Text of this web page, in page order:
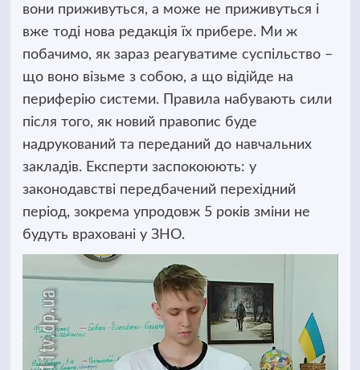
вони приживуться, а може не приживуться і
вже тоді нова редакція їх прибере. Ми ж
побачимо, як зараз реагуватиме суспільство –
що воно візьме з собою, а що відійде на
периферію системи. Правила набувають сили
після того, як новий правопис буде
надрукований та переданий до навчальних
закладів. Експерти заспокоюють: у
законодавстві передбачений перехідний
період, зокрема упродовж 5 років зміни не
будуть враховані у ЗНО.
Відеопрогравач